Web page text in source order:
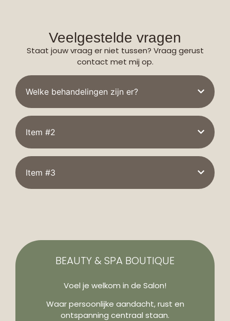
Veelgestelde vragen
Staat jouw vraag er niet tussen? Vraag gerust
contact met mij op.
Welke behandelingen zijn er?
Item #2
Item #3
BEAUTY & SPA BOUTIQUE
Voel je welkom in de Salon!
Waar persoonlijke aandacht, rust en
ontspanning centraal staan.